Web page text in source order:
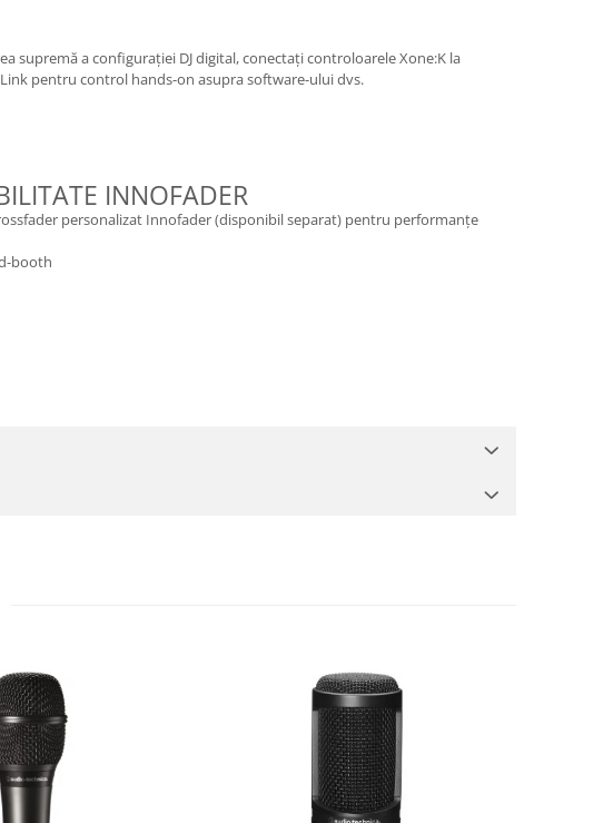
supremă a configurației DJ digital, conectați controloarele Xone:K la
pentru control hands-on asupra software-ului dvs.
INNOFADER
personalizat Innofader (disponibil separat) pentru performanțe